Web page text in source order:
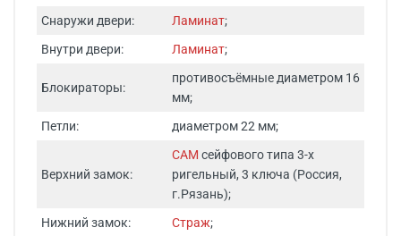
Снаружи двери: Ламинат;
Внутри двери:
Ламинат;
Блокираторы:
противосъёмные диаметром 16
мм;
Петли:
диаметром 22 мм;
Верхний замок:
САМ сейфового типа 3-х
ригельный, 3 ключа (Россия,
г.Рязань);
Нижний замок:
Страж;